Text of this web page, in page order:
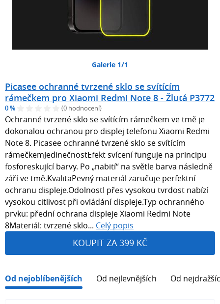
Galerie 1/1
Picasee ochranné tvrzené sklo se svítícím
rámečkem pro Xiaomi Redmi Note 8 - Žlutá P3772
0 % (0 hodnocení)
Ochranné tvrzené sklo se svítícím rámečkem ve tmě je
dokonalou ochranou pro displej telefonu Xiaomi Redmi
Note 8. Picasee ochranné tvrzené sklo se svítícím
rámečkemJedinečnostEfekt svícení funguje na principu
fosforeskující barvy. Po „nabití“ na světle barva následně
září ve tmě.KvalitaPevný materiál zaručuje perfektní
ochranu displeje.OdolnostI přes vysokou tvrdost nabízí
vysokou citlivost při ovládání displeje.Typ ochranného
prvku: přední ochrana displeje Xiaomi Redmi Note
8Materiál: tvrzené sklo... Celý popis
KOUPIT ZA 399 KČ
Od nejoblíbenějších Od nejlevnějších Od